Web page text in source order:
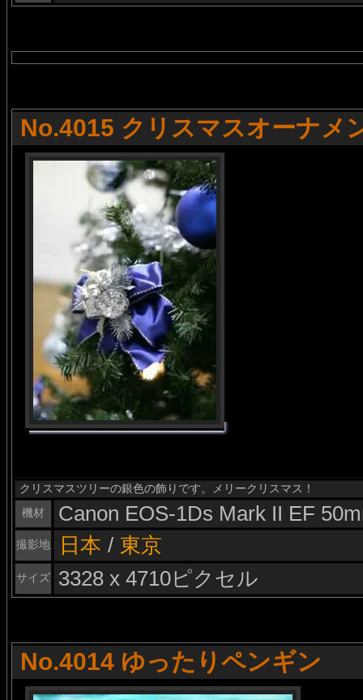
No.4015 クリスマスオーナメ
クリスマスツリーの銀色の飾りです。メリークリスマス！
機材
Canon EOS-1Ds Mark II EF
撮影地 日本 / 東京
サイズ 3328 x 4710ピクセル
No.4014 ゆったりペンギン